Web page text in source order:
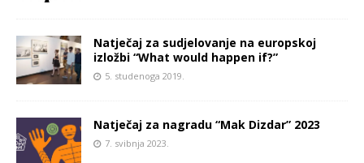
Natječaj za sudjelovanje na europskoj
izložbi “What would happen if?”
5. studenoga 2019.
Natječaj za nagradu “Mak Dizdar” 2023
7. svibnja 2023.